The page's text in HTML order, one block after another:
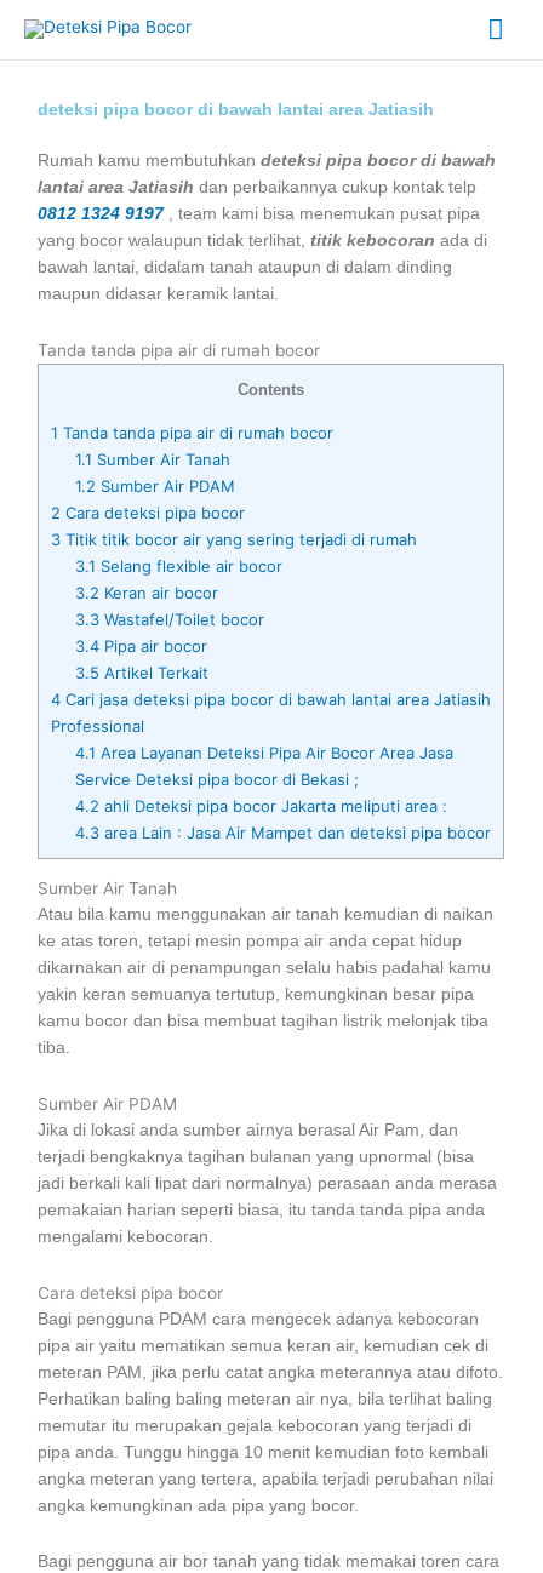
content
deteksi pipa bocor di bawah lantai area Jatiasih
Rumah kamu membutuhkan deteksi pipa bocor di bawah
lantai area Jatiasih dan perbaikannya cukup kontak telp
0812 1324 9197, team kami bisa menemukan pusat pipa
yang bocor walaupun tidak terlihat,titik kebocoran ada di
bawah lantai, didalam tanah ataupun di dalam dinding
maupun didasar keramik lantai.
Tanda tanda pipa air di rumah bocor
Contents
1 Tanda tanda pipa air di rumah bocor
1.1 Sumber Air Tanah
1.2 Sumber Air PDAM
2 Cara deteksi pipa bocor
3 Titik titik bocor air yang sering terjadi di rumah
3.1 Selang flexible air bocor
3.2 Keran air bocor
3.3Wastafel/Toilet bocor
3.4Pipa air bocor
3.5 Artikel Terkait
4 Cari jasa deteksi pipa bocor di bawah lantai area Jatiasih
Professional
4.1 Area Layanan Deteksi Pipa Air Bocor Area Jasa
Service Deteksi pipa bocor di Bekasi ;
4.2 ahli Deteksi pipa bocor Jakarta meliputi area :
4.3area Lain : Jasa Air Mampet dan deteksi pipa bocor
Sumber Air Tanah
Atau bila kamu menggunakan air tanah kemudian di naikan
ke atas toren, tetapi mesin pompa air anda cepat hidup
dikarnakan air di penampungan selalu habis padahal kamu
yakin keran semuanya tertutup, kemungkinan besar pipa
kamu bocor dan bisa membuat tagihan listrik melonjak tiba
tiba.
Sumber Air PDAM
Jika di lokasi anda sumber airnya berasal Air Pam, dan
terjadi bengkaknya tagihan bulanan yang upnormal (bisa
jadi berkali kali lipat dari normalnya) perasaan anda merasa
pemakaian harian seperti biasa, itu tanda tanda pipa anda
mengalami kebocoran.
Cara deteksi pipa bocor
Bagi pengguna PDAM cara mengecek adanya kebocoran
pipa air yaitu mematikan semua keran air, kemudian cek di
meteran PAM, jika perlu catat angka meterannya atau difoto.
Perhatikan baling baling meteran air nya, bila terlihat baling
memutar itu merupakan gejala kebocoran yang terjadi di
pipa anda. Tunggu hingga 10 menit kemudian foto kembali
angka meteran yang tertera, apabila terjadi perubahan nilai
angka kemungkinan ada pipa yang bocor.
Bagi pengguna air bor tanah yang tidak memakai toren cara